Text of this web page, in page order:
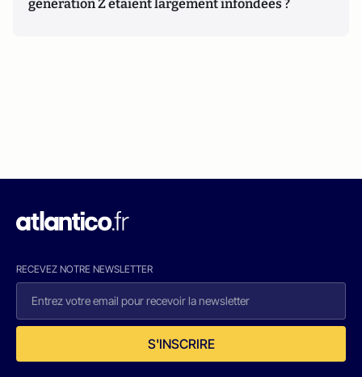
génération Z étaient largement infondées ?
RECEVEZ NOTRE NEWSLETTER
S'INSCRIRE